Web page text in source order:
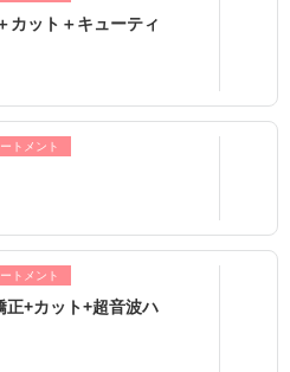
カット＋キューティ
トメント
トメント
正+カット+超音波ハ